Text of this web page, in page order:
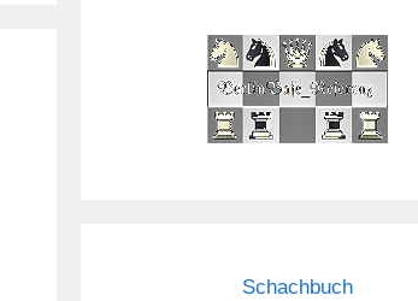
Schachbuch